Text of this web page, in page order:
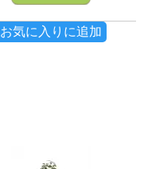
お気に入りに追加